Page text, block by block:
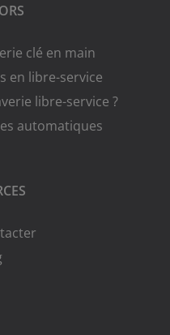
clé en main
en libre-service
libre-service ?
automatiques